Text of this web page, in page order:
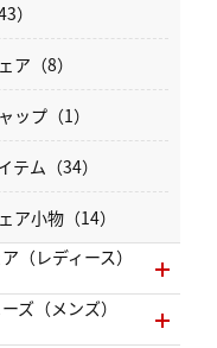
）
ア（8）
ップ（1）
テム（34）
ア小物（14）
（レディース）
ズ（メンズ）